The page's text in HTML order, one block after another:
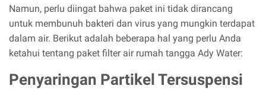
Namun, perlu diingat bahwa paket ini tidak dirancang
untuk membunuh bakteri dan virus yang mungkin terdapat
dalam air. Berikut adalah beberapa hal yang perlu Anda
ketahui tentang paket filter air rumah tangga Ady Water:
Penyaringan Partikel Tersuspensi